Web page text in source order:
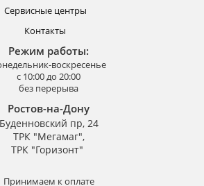
Сервисные центры
Контакты
Режим работы:
воскресенье
с 10:00 до 20:00
без перерыва
Ростов-на-Дону
Буденновский пр, 24
ТРК "Мегамаг",
ТРК "Горизонт"
Принимаем к оплате